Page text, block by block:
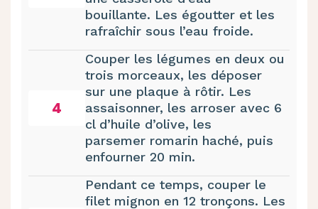
bouillante. Les égoutter et les
rafraîchir sous l’eau froide.
4
Couper les légumes en deux ou
trois morceaux, les déposer
sur une plaque à rôtir. Les
assaisonner, les arroser avec 6
cl d’huile d’olive, les
parsemer romarin haché, puis
enfourner 20 min.
Pendant ce temps, couper le
filet mignon en 12 tronçons. Les